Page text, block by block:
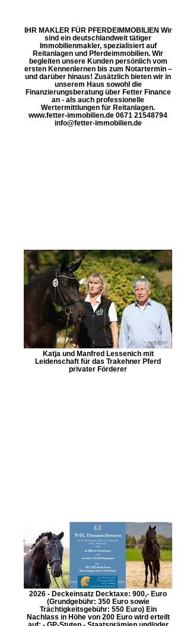
IHR MAKLER FÜR PFERDEIMMOBILIEN Wir
sind ein deutschlandweit tätiger
Immobilienmakler, spezialisiert auf
Reitanlagen und Pferdeimmobilien. Wir
begleiten unsere Kunden persönlich vom
ersten Kennenlernen bis zum Notartermin –
und darüber hinaus! Zusätzlich bieten wir in
unserem Haus sowohl die
Finanzierungsberatung über Fetter Finance
an - als auch professionelle
Wertermittlungen für Reitanlagen.
www.fetter-immobilien.de 0671 21548794
info@fetter-immobilien.de
Katja und Manfred Lessenich mit
Leidenschaft für das Trakehner Pferd
privater Förderer
2026 - Deckeinsatz Decktaxe: 900,- Euro
(Grundgebühr: 350 Euro sowie
Trächtigkeitsgebühr: 550 Euro) Ein
Nachlass in Höhe von 200 Euro wird erteilt
auf: - GP-Stuten - Staatsprämien und/oder